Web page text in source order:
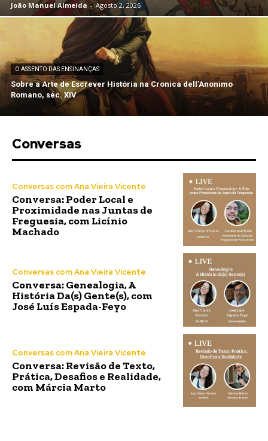
João Manuel Almeida - Agosto 2, 2026
O ASSENTO DAS ENSINANÇAS
Sobre a Arte de Escrever História na Cronica dell’Anonimo
Romano, séc. XIV
Conversas
Conversas com Ana Vieira Vicente
Conversa: Poder Local e
Proximidade nas Juntas de
Freguesia, com Licínio
Machado
Conversas com Ana Vieira Vicente
Conversa: Genealogia, A
História Da(s) Gente(s), com
José Luís Espada-Feyo
Conversas com Ana Vieira Vicente
Conversa: Revisão de Texto,
Prática, Desafios e Realidade,
com Márcia Marto